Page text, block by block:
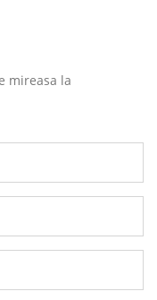
mireasa la